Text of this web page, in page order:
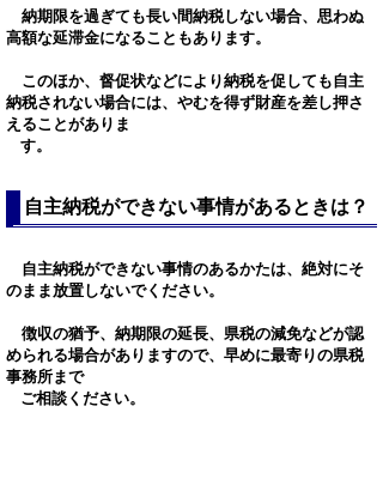
納期限を過ぎても長い間納税しない場合、思わぬ
高額な延滞金になることもあります。
このほか、督促状などにより納税を促しても自主
納税されない場合には、やむを得ず財産を差し押さ
えることがありま
す。
自主納税ができない事情があるときは？
自主納税ができない事情のあるかたは、絶対にそ
のまま放置しないでください。
徴収の猶予、納期限の延長、県税の減免などが認
められる場合がありますので、早めに最寄りの県税
事務所まで
ご相談ください。